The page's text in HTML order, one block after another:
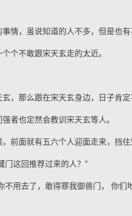
，虽说知道的人不多，但是也有
不敢跟宋天玄走的太近。
那么跟在宋天玄身边，日子肯定
也定然会教训宋天玄等人。
面就有五六个人迎面走来，挡住
这回推荐过来的人？”
用去了，敢得罪我御兽门， 你们